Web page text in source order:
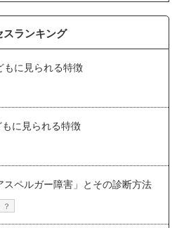
スランキング
もに見られる特徴
に見られる特徴
ペルガー障害」とその診断方法